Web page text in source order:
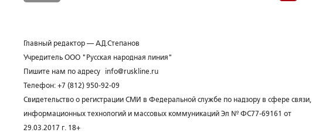
Главный редактор — А.Д.Степанов
Учредитель ООО "Русская народная линия"
Пишите нам по адресу
info@ruskline.ru
Телефон: +7 (812) 950-92-09
Свидетельство о регистрации СМИ в Федеральной службе по надзору в сфере связи,
информационных технологий и массовых коммуникаций Эл № ФС77-69161 от
29.03.2017 г. 18+